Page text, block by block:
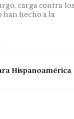
carga contra
hecho a la
Hispanoamérica